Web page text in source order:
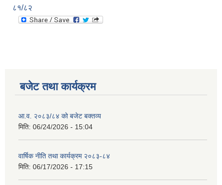
८१/८२
बजेट तथा कार्यक्रम
आ.व. २०८३/८४ को बजेट बक्तव्य
मिति: 06/24/2026 - 15:04
वार्षिक नीति तथा कार्यक्रम २०८३-८४
मिति: 06/17/2026 - 17:15